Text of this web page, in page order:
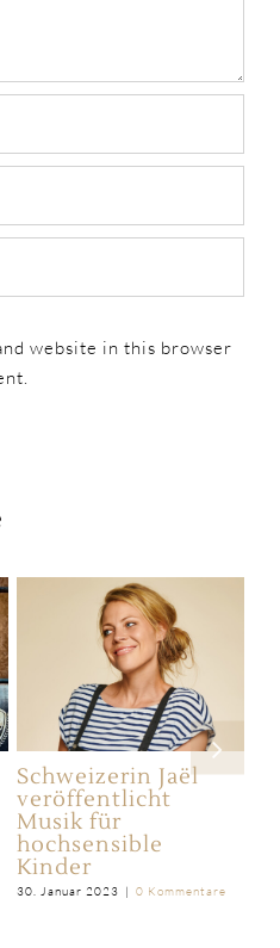
website in this browser
Schweizerin Jaël
veröffentlicht
Musik für
hochsensible
Kinder
30. Januar 2023 | 0 Kommentare